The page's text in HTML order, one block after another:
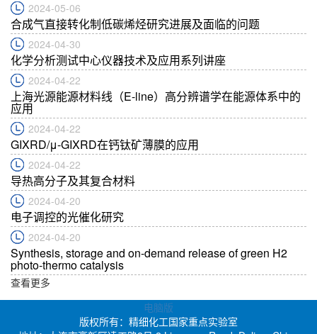
2024-05-06
合成气直接转化制低碳烯烃研究进展及面临的问题
2024-04-30
化学分析测试中心仪器技术及应用系列讲座
2024-04-22
上海光源能源材料线（E-line）高分辨谱学在能源体系中的
应用
2024-04-22
GIXRD/μ-GIXRD在钙钛矿薄膜的应用
2024-04-22
导热高分子及其复合材料
2024-04-20
电子调控的光催化研究
2024-04-20
Synthesis, storage and on-demand release of green H2
photo-thermo catalysis
查看更多
电脑版
版权所有：精细化工国家重点实验室